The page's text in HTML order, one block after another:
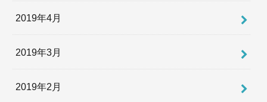
2019年4月
2019年3月
2019年2月